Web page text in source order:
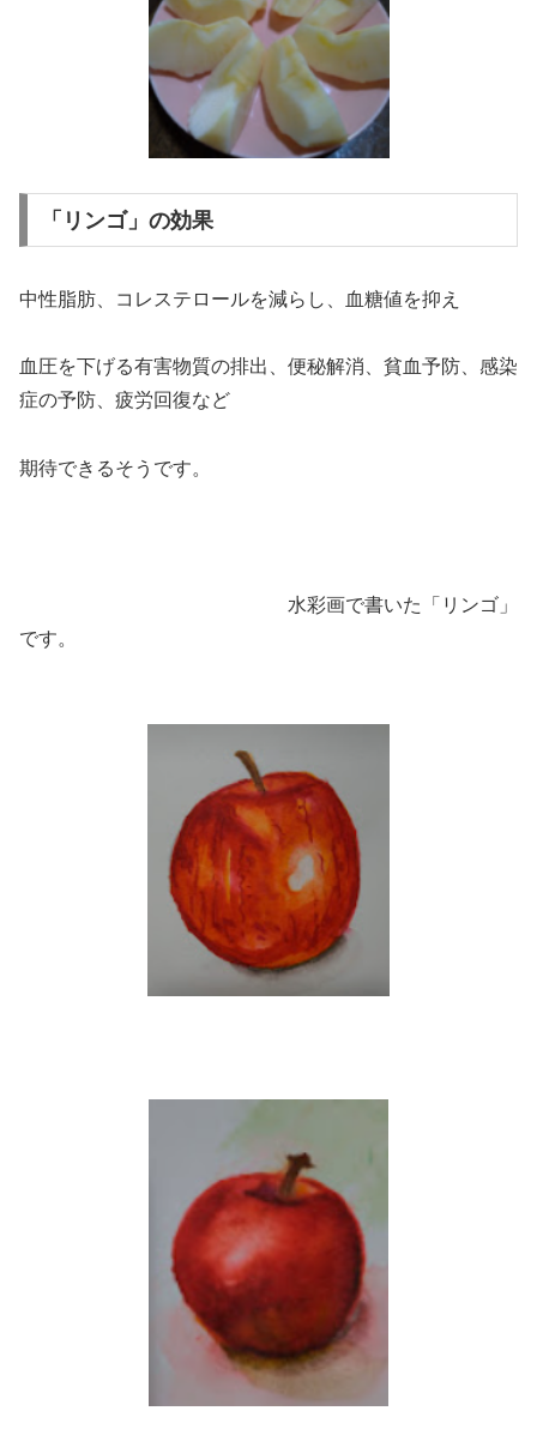
「リンゴ」の効果
中性脂肪、コレステロールを減らし、血糖値を抑え
血圧を下げる有害物質の排出、便秘解消、貧血予防、感染
症の予防、疲労回復など
期待できるそうです。
水彩画で書いた「リンゴ」
です。